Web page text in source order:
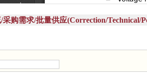
购需求/批量供应(Correction/Technical/